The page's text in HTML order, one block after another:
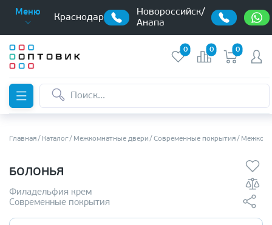
Меню
Краснодар
Новороссийск/
Анапа
0 0 0
Главная Каталог Межкомнатные двери Современные покрытия
БОЛОНЬЯ
Филадельфия крем
Современные покрытия